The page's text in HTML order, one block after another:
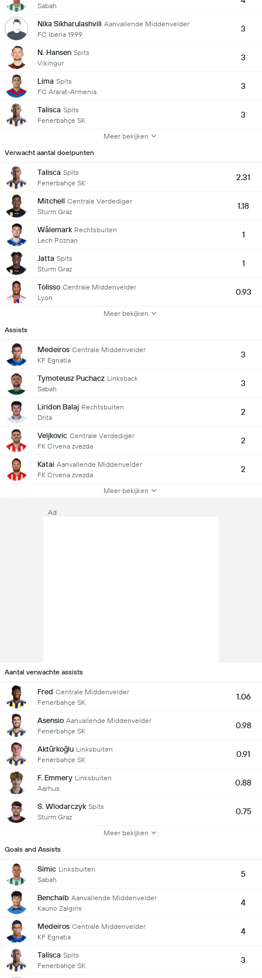
Sabah
Nika Sikharulashvili Aanvallende Middenvelder
FC Iberia 1999
3
N. Hansen Spits
Vikingur
3
Lima Spits
FC Ararat-Armenia
3
Talisca Spits
Fenerbahçe SK
3
Meer bekijken
Verwacht aantal doelpunten
Talisca Spits
Fenerbahçe SK
2.31
Mitchell Centrale Verdediger
Sturm Graz
1.18
Wålemark Rechtsbuiten
Lech Poznan
1
Jatta Spits
Sturm Graz
1
Tolisso Centrale Middenvelder
Lyon
0.93
Meer bekijken
Assists
Medeiros Centrale Middenvelder
KF Egnatia
3
Tymoteusz Puchacz Linksback
Sabah
3
Liridon Balaj Rechtsbuiten
Drita
2
Veljkovic Centrale Verdediger
FK Crvena zvezda
2
Katai Aanvallende Middenvelder
FK Crvena zvezda
2
Meer bekijken
Ad
Aantal verwachte assists
Fred Centrale Middenvelder
Fenerbahçe SK
1.06
Asensio Aanvallende Middenvelder
Fenerbahçe SK
0.98
Aktürkoğlu Linksbuiten
Fenerbahçe SK
0.91
F. Emmery Linksbuiten
Aarhus
0.88
S. Wlodarczyk Spits
Sturm Graz
0.75
Meer bekijken
Goals and Assists
Simic Linksbuiten
Sabah
5
Benchaib Aanvallende Middenvelder
Kauno Zalgiris
4
Medeiros Centrale Middenvelder
KF Egnatia
4
Talisca Spits
Fenerbahçe SK
3